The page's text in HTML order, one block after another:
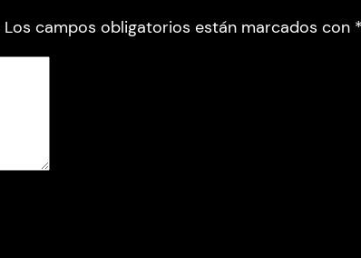
Los campos obligatorios están marcados con